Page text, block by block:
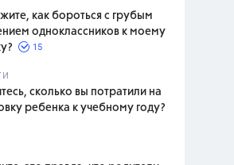
как бороться с грубым
одноклассников к моему
15
сколько вы потратили на
ребенка к учебному году?